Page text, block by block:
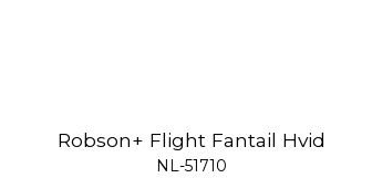
Robson+ Flight Fantail Hvid
NL-51710